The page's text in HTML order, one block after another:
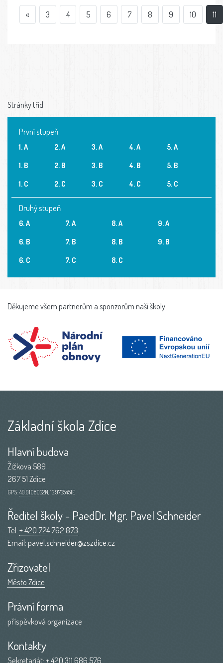
« 3 4 5 6 7 8 9 10 11
Stránky tříd
První stupeň
1. A
1. B
1. C
2. A
2. B
2. C
3. A
3. B
3. C
4. A
4. B
4. C
5. A
5. B
5. C
Druhý stupeň
6. A
6. B
6. C
7. A
7. B
7. C
8. A
8. B
8. C
9. A
9. B
Děkujeme všem partnerům a sponzorům naší školy
Základní škola Zdice
Hlavní budova
Žižkova 589
267 51 Zdice
GPS: 49.9108032N, 13.9735451E
Ředitel školy - PaedDr. Mgr. Pavel Schneider
Tel:+ 420 724 762 873
Email:pavel.schneider@zszdice.cz
Zřizovatel
Město Zdice
Právní forma
příspěvková organizace
Kontakty
Sekretariát:+ 420 311 686 576